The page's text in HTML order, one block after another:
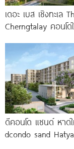
เดอะ เบส เชิงทะเล
Cherngtalay คอนโด
ดีคอนโด แซนด์ หาด
dcondo sand